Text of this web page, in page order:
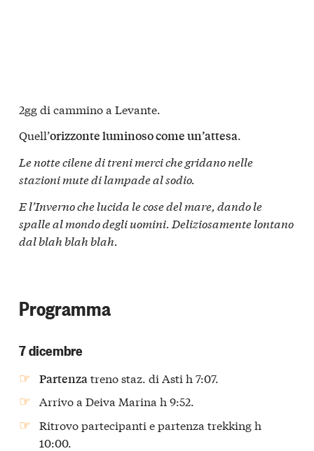
2gg di cammino a Levante.
Quell’orizzonte luminoso come un’attesa.
Le notte cilene di treni merci che gridano nelle
stazioni mute di lampade al sodio.
E l’Inverno che lucida le cose del mare, dando le
spalle al mondo degli uomini. Deliziosamente lontano
dal blah blah blah.
Programma
7 dicembre
Partenzatreno staz. di Asti h 7:07.
Arrivo a Deiva Marina h 9:52.
Ritrovo partecipanti e partenza trekking h
10:00.